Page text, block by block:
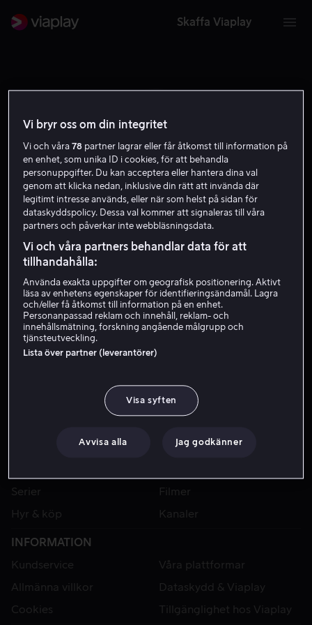
Skaffa Viaplay
H S
Hans Somers
Regissör
Serier
Filmer
Hyr & köp
Kanaler
INFORMATION
Kundservice
Våra plattformar
Allmänna villkor
Dataskydd & Viaplay
Cookies
Tillgänglighet hos Viaplay
Vi bryr oss om din integritet
Vi och våra78 partner lagrar eller får åtkomst till information på
en enhet, som unika ID i cookies, för att behandla
personuppgifter. Du kan acceptera eller hantera dina val
genom att klicka nedan, inklusive din rätt att invända där
legitimt intresse används, eller när som helst på sidan för
dataskyddspolicy. Dessa val kommer att signaleras till våra
partners och påverkar inte webbläsningsdata.
Vi och våra partners behandlar data för att
tillhandahålla:
Använda exakta uppgifter om geografisk positionering. Aktivt
läsa av enhetens egenskaper för identifieringsändamål. Lagra
och/eller få åtkomst till information på en enhet.
Personanpassad reklam och innehåll, reklam- och
innehållsmätning, forskning angående målgrupp och
tjänsteutveckling.
Lista över partner (leverantörer)
Visa syften
Avvisa alla Jag godkänner